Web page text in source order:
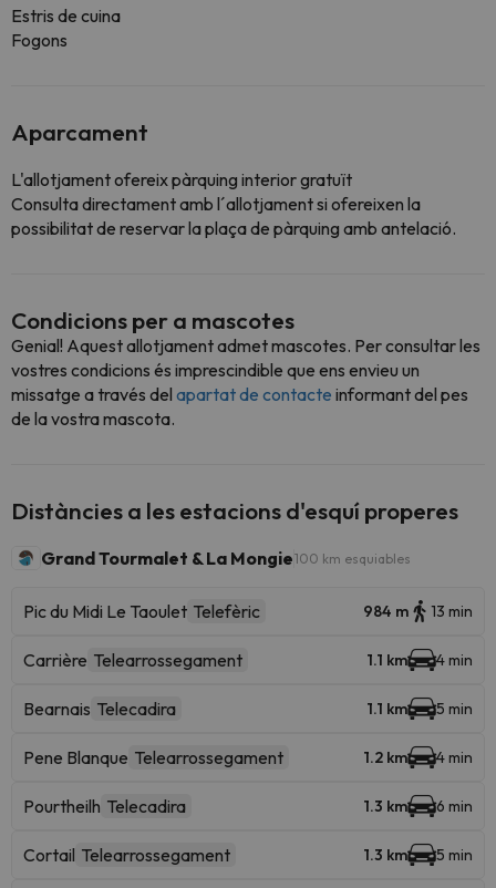
Estris de cuina
Fogons
Aparcament
L'allotjament ofereix pàrquing interior gratuït
Consulta directament amb l´allotjament si ofereixen la
possibilitat de reservar la plaça de pàrquing amb antelació.
Condicions per a mascotes
Genial! Aquest allotjament admet mascotes. Per consultar les
vostres condicions és imprescindible que ens envieu un
missatge a través del apartat de contacte informant del pes
de la vostra mascota.
Distàncies a les estacions d'esquí properes
Grand Tourmalet & La Mongie100 km esquiables
Pic du Midi Le Taoulet Telefèric 984 m 13 min
Carrière Telearrossegament 1.1 km 4 min
Bearnais Telecadira 1.1 km 5 min
Pene Blanque Telearrossegament 1.2 km 4 min
Pourtheilh Telecadira 1.3 km 6 min
Cortail Telearrossegament 1.3 km 5 min